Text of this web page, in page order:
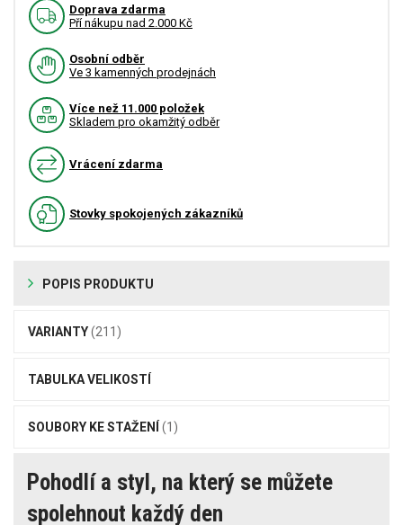
Doprava zdarma
Pří nákupu nad 2.000 Kč
Osobní odběr
Ve 3 kamenných prodejnách
Více než 11.000 položek
Skladem pro okamžitý odběr
Vrácení zdarma
Stovky spokojených zákazníků
POPIS PRODUKTU
VARIANTY(211)
TABULKA VELIKOSTÍ
SOUBORY KE STAŽENÍ (1)
Pohodlí a styl, na který se můžete
spolehnout každý den